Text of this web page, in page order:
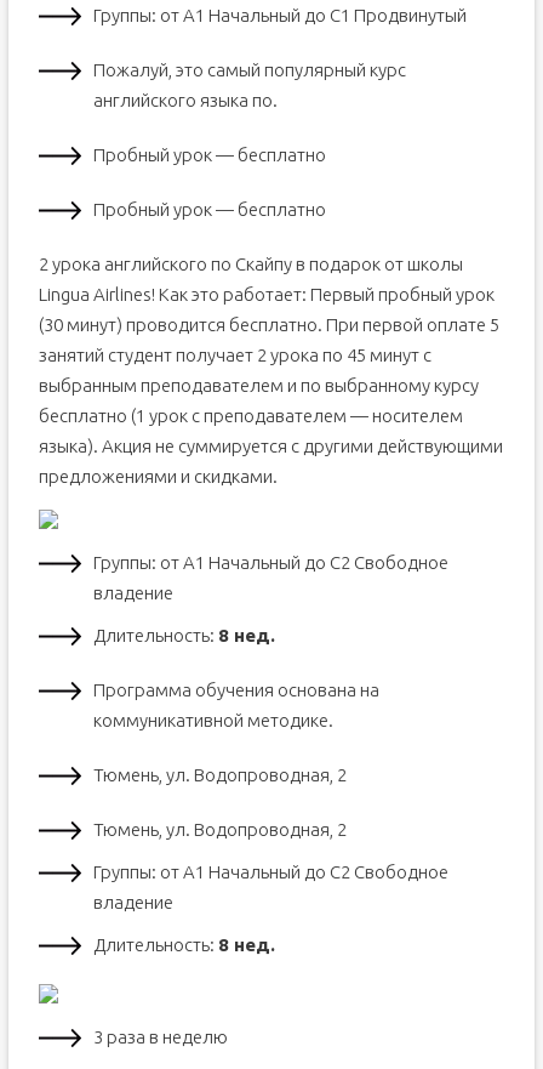
Группы: от А1 Начальный до С1 Продвинутый
Пожалуй, это самый популярный курс
английского языка по.
Пробный урок — бесплатно
Пробный урок — бесплатно
2 урока английского по Скайпу в подарок от школы
Lingua Airlines! Как это работает: Первый пробный урок
(30 минут) проводится бесплатно. При первой оплате 5
занятий студент получает 2 урока по 45 минут с
выбранным преподавателем и по выбранному курсу
бесплатно (1 урок с преподавателем — носителем
языка). Акция не суммируется с другими действующими
предложениями и скидками.
Группы: от А1 Начальный до С2 Свободное
владение
Длительность: 8 нед.
Программа обучения основана на
коммуникативной методике.
Тюмень, ул. Водопроводная, 2
Тюмень, ул. Водопроводная, 2
Группы: от А1 Начальный до С2 Свободное
владение
Длительность: 8 нед.
3 раза в неделю